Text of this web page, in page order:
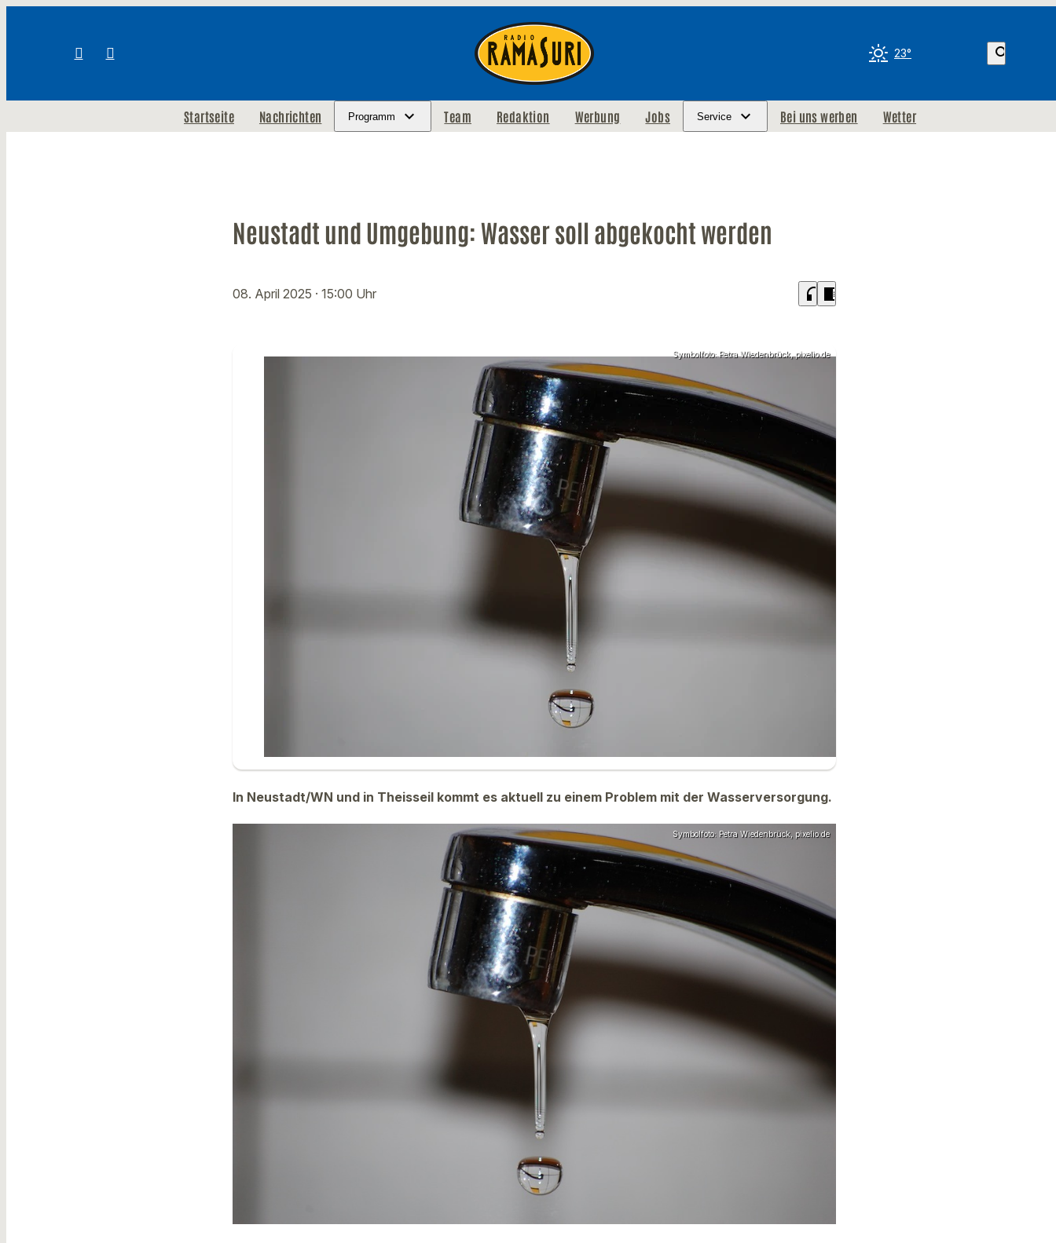
23° search
Startseite Nachrichten Programm Team Redaktion Werbung Jobs Service Bei uns werben Wetter
Neustadt und Umgebung: Wasser soll abgekocht werden
08. April 2025 · 15:00 Uhr headphones chrome_reader_mode
Symbolfoto: Petra Wiedenbrück, pixelio.de
In Neustadt/WN und in Theisseil kommt es aktuell zu einem Problem mit der Wasserversorgung.
Symbolfoto: Petra Wiedenbrück, pixelio.de